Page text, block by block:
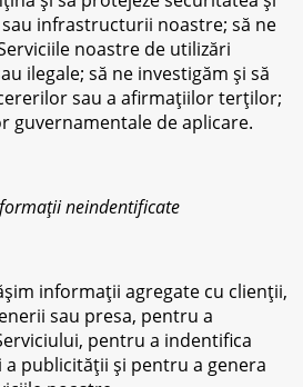
infrastructurii noastre; să ne
noastre de utilizări
ilegale; să ne investigăm și să
sau a afirmațiilor terților;
guvernamentale de aplicare.
neindentificate
informații agregate cu clienții,
sau presa, pentru a
pentru a indentifica
publicității și pentru a genera